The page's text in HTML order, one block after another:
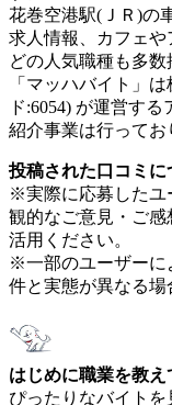
花巻空港駅(ＪＲ)の
求人情報、カフェ
どの人気職種も多数
「マッハバイト」
ド:6054) が運営す
紹介事業は行ってお
投稿された口コミに
※実際に応募したユ
観的なご意見・ご
活用ください。
※一部のユーザーに
件と実態が異なる場
はじめに職業を教え
ぴったりなバイトを